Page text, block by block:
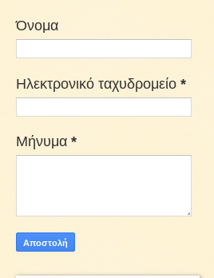
Όνομα
Ηλεκτρονικό ταχυδρομείο *
Μήνυμα *